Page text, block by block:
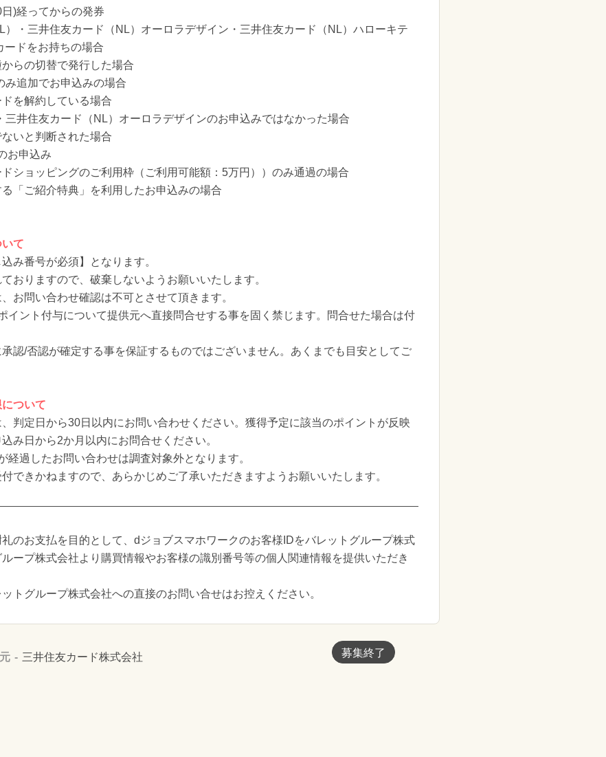
)経ってからの発券
）・三井住友カード（NL）オーロラデザイン・三井住友カード（NL）ハローキテ
ードをお持ちの場合
らの切替で発行した場合
み追加でお申込みの場合
を解約している場合
三井住友カード（NL）オーロラデザインのお申込みではなかった場合
いと判断された場合
お申込み
ドショッピングのご利用枠（ご利用可能額：5万円））のみ通過の場合
「ご紹介特典」を利用したお申込みの場合
いて
み番号が必須】となります。
おりますので、破棄しないようお願いいたします。
お問い合わせ確認は不可とさせて頂きます。
イント付与について提供元へ直接問合せする事を固く禁じます。問合せた場合は付
認/否認が確定する事を保証するものではございません。あくまでも目安としてご
について
判定日から30日以内にお問い合わせください。獲得予定に該当のポイントが反映
み日から2か月以内にお問合せください。
経過したお問い合わせは調査対象外となります。
できかねますので、あらかじめご了承いただきますようお願いいたします。
のお支払を目的として、dジョブスマホワークのお客様IDをバレットグループ株式
ープ株式会社より購買情報やお客様の識別番号等の個人関連情報を提供いただき
トグループ株式会社への直接のお問い合せはお控えください。
募集終了
三井住友カード株式会社